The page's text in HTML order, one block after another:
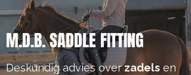
M.D.B. SADDLE FITTING
Deskundig advies overzadels en